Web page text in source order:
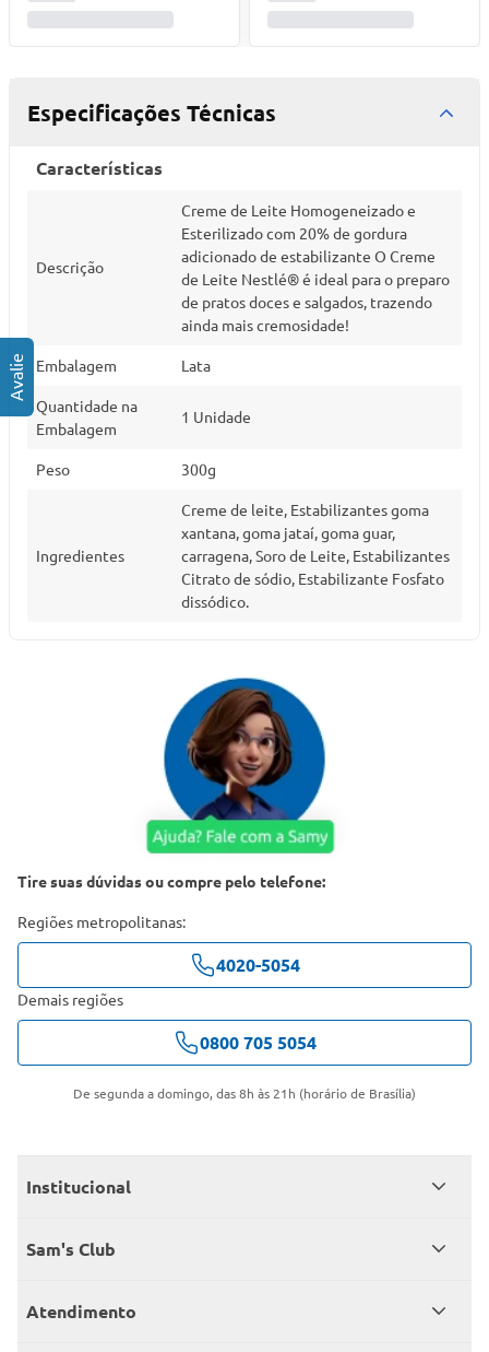
Especificações Técnicas
Características
Descrição
Creme de Leite Homogeneizado e
Esterilizado com 20% de gordura
adicionado de estabilizante O Creme
de Leite Nestlé® é ideal para o preparo
de pratos doces e salgados, trazendo
ainda mais cremosidade!
Embalagem Lata
Quantidade na
Embalagem
1 Unidade
Peso 300g
Ingredientes
Creme de leite, Estabilizantes goma
xantana, goma jataí, goma guar,
carragena, Soro de Leite, Estabilizantes
Citrato de sódio, Estabilizante Fosfato
dissódico.
Tire suas dúvidas ou compre pelo telefone:
Regiões metropolitanas:
4020-5054
Demais regiões
0800 705 5054
De segunda a domingo, das 8h às 21h (horário de Brasília)
Institucional
Quem somos
Sam's Club
Seja sócio
Atendimento